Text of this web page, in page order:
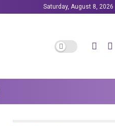
Saturday, August 8, 2026